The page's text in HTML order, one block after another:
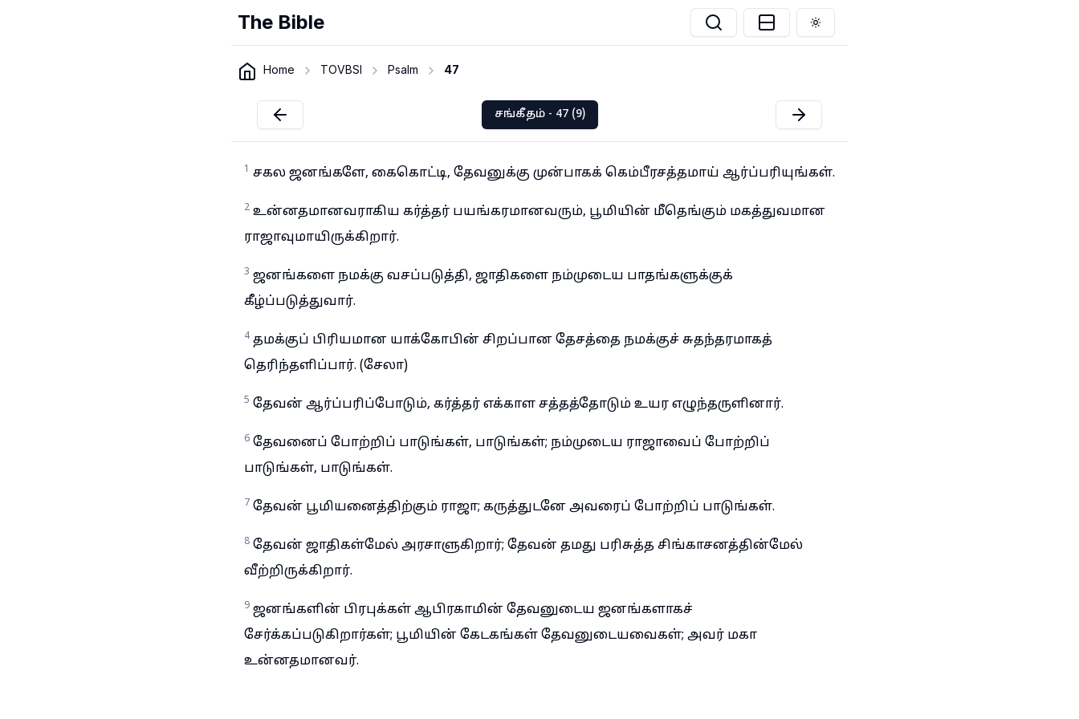
The Bible Toggle theme
Home TOVBSI Psalm 47
சங்கீதம் - 47 (9)
1 சகல ஜனங்களே, கைகொட்டி, தேவனுக்கு முன்பாகக் கெம்பீரசத்தமாய் ஆர்ப்பரியுங்கள்.
2 உன்னதமானவராகிய கர்த்தர் பயங்கரமானவரும், பூமியின் மீதெங்கும் மகத்துவமான
ராஜாவுமாயிருக்கிறார்.
3 ஜனங்களை நமக்கு வசப்படுத்தி, ஜாதிகளை நம்முடைய பாதங்களுக்குக்
கீழ்ப்படுத்துவார்.
4 தமக்குப் பிரியமான யாக்கோபின் சிறப்பான தேசத்தை நமக்குச் சுதந்தரமாகத்
தெரிந்தளிப்பார். (சேலா)
5 தேவன் ஆர்ப்பரிப்போடும், கர்த்தர் எக்காள சத்தத்தோடும் உயர எழுந்தருளினார்.
6 தேவனைப் போற்றிப் பாடுங்கள், பாடுங்கள்; நம்முடைய ராஜாவைப் போற்றிப்
பாடுங்கள், பாடுங்கள்.
7 தேவன் பூமியனைத்திற்கும் ராஜா; கருத்துடனே அவரைப் போற்றிப் பாடுங்கள்.
8 தேவன் ஜாதிகள்மேல் அரசாளுகிறார்; தேவன் தமது பரிசுத்த சிங்காசனத்தின்மேல்
வீற்றிருக்கிறார்.
9 ஜனங்களின் பிரபுக்கள் ஆபிரகாமின் தேவனுடைய ஜனங்களாகச்
சேர்க்கப்படுகிறார்கள்; பூமியின் கேடகங்கள் தேவனுடையவைகள்; அவர் மகா
உன்னதமானவர்.